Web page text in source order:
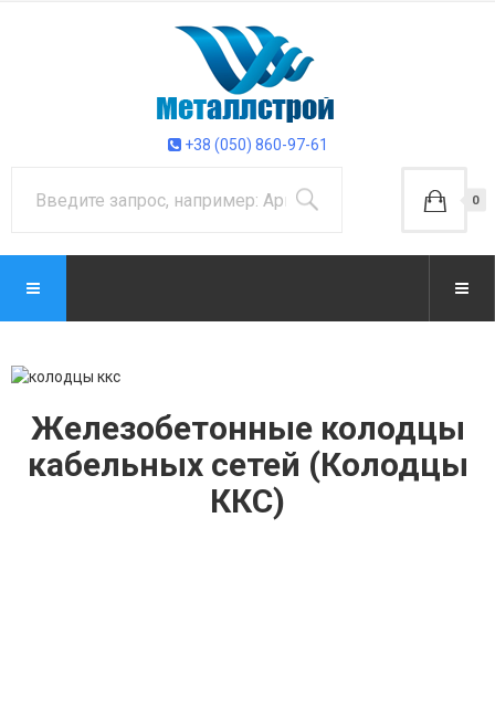
+38 (050) 860-97-61
0
Железобетонные колодцы
кабельных сетей (Колодцы
ККС)